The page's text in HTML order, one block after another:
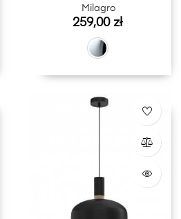
Milagro
Cena
259,00 zł